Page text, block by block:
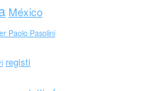
México
Paolo Pasolini
registi